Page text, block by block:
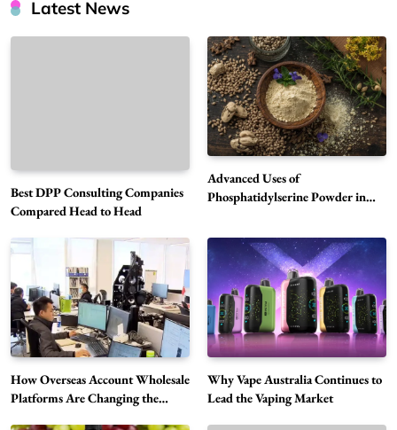
Latest News
Best DPP Consulting Companies
Compared Head to Head
Advanced Uses of
Phosphatidylserine Powder in
How Overseas Account Wholesale
Platforms Are Changing the
Why Vape Australia Continues to
Lead the Vaping Market
5
Alibarbar Vape: Why This Popular Vape
Choice Is Gaining Attention Among Adult
Hahanews: A Gateway for Readers to